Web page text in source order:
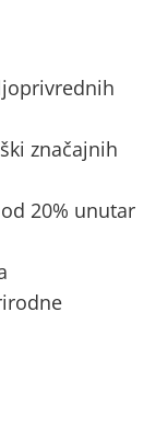
značajnih
20% unutar